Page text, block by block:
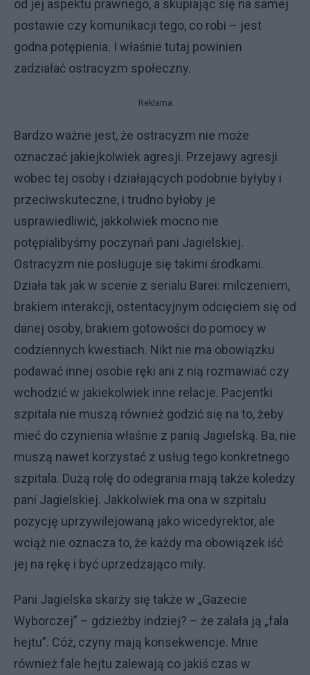
od jej aspektu prawnego, a skupiając się na samej
postawie czy komunikacji tego, co robi – jest
godna potępienia. I właśnie tutaj powinien
zadziałać ostracyzm społeczny.
Reklama
Bardzo ważne jest, że ostracyzm nie może
oznaczać jakiejkolwiek agresji. Przejawy agresji
wobec tej osoby i działających podobnie byłyby i
przeciwskuteczne, i trudno byłoby je
usprawiedliwić, jakkolwiek mocno nie
potępialibyśmy poczynań pani Jagielskiej.
Ostracyzm nie posługuje się takimi środkami.
Działa tak jak w scenie z serialu Barei: milczeniem,
brakiem interakcji, ostentacyjnym odcięciem się od
danej osoby, brakiem gotowości do pomocy w
codziennych kwestiach. Nikt nie ma obowiązku
podawać innej osobie ręki ani z nią rozmawiać czy
wchodzić w jakiekolwiek inne relacje. Pacjentki
szpitala nie muszą również godzić się na to, żeby
mieć do czynienia właśnie z panią Jagielską. Ba, nie
muszą nawet korzystać z usług tego konkretnego
szpitala. Dużą rolę do odegrania mają także koledzy
pani Jagielskiej. Jakkolwiek ma ona w szpitalu
pozycję uprzywilejowaną jako wicedyrektor, ale
wciąż nie oznacza to, że każdy ma obowiązek iść
jej na rękę i być uprzedzająco miły.
Pani Jagielska skarży się także w „Gazecie
Wyborczej” – gdzieżby indziej? – że zalała ją „fala
hejtu”. Cóż, czyny mają konsekwencje. Mnie
również fale hejtu zalewają co jakiś czas w